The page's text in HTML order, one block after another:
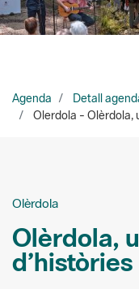
Agenda
Detall
d’històries
Passejades guiades |